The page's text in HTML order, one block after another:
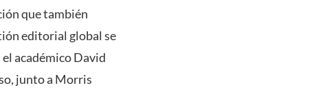
que también
editorial global se
académico David
junto a Morris